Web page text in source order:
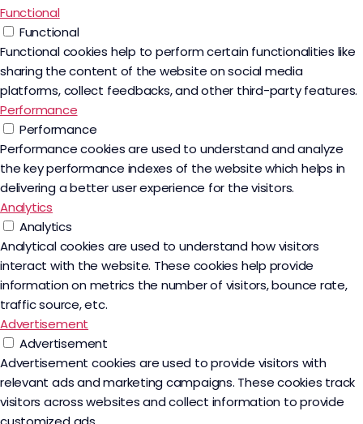
Functional
Functional
Functional cookies help to perform certain functionalities like
sharing the content of the website on social media
platforms, collect feedbacks, and other third-party features.
Performance
Performance
Performance cookies are used to understand and analyze
the key performance indexes of the website which helps in
delivering a better user experience for the visitors.
Analytics
Analytics
Analytical cookies are used to understand how visitors
interact with the website. These cookies help provide
information on metrics the number of visitors, bounce rate,
traffic source, etc.
Advertisement
Advertisement
Advertisement cookies are used to provide visitors with
relevant ads and marketing campaigns. These cookies track
visitors across websites and collect information to provide